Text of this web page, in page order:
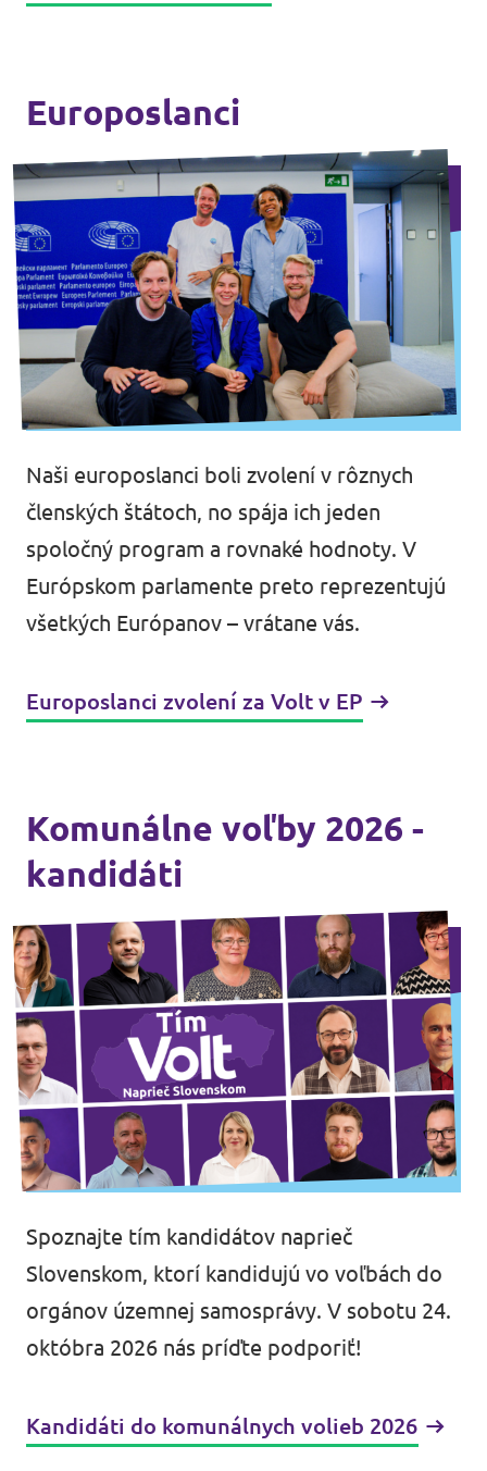
Europoslanci
Naši europoslanci boli zvolení v rôznych
členských štátoch, no spája ich jeden
spoločný program a rovnaké hodnoty. V
Európskom parlamente preto reprezentujú
všetkých Európanov – vrátane vás.
Europoslanci zvolení za Volt v EP
Komunálne voľby 2026 -
kandidáti
Spoznajte tím kandidátov naprieč
Slovenskom, ktorí kandidujú vo voľbách do
orgánov územnej samosprávy. V sobotu 24.
októbra 2026 nás príďte podporiť!
Kandidáti do komunálnych volieb 2026